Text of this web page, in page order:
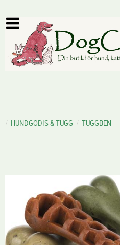
HUNDGODIS & TUGG TUGGBEN